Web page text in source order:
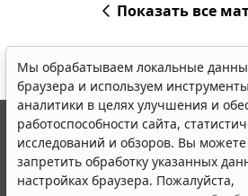
Показать все
Мы обрабатываем локальные
браузера и используем инструменты
аналитики в целях улучшения и
работоспособности сайта,
исследований и обзоров. Вы можете
запретить обработку указанных
настройках браузера. Пожалуйста,
© ООО "НПП "ГАРАНТ-СЕРВИС", 2026.
выпускается с 1990 года. Компания
являются участниками Российской